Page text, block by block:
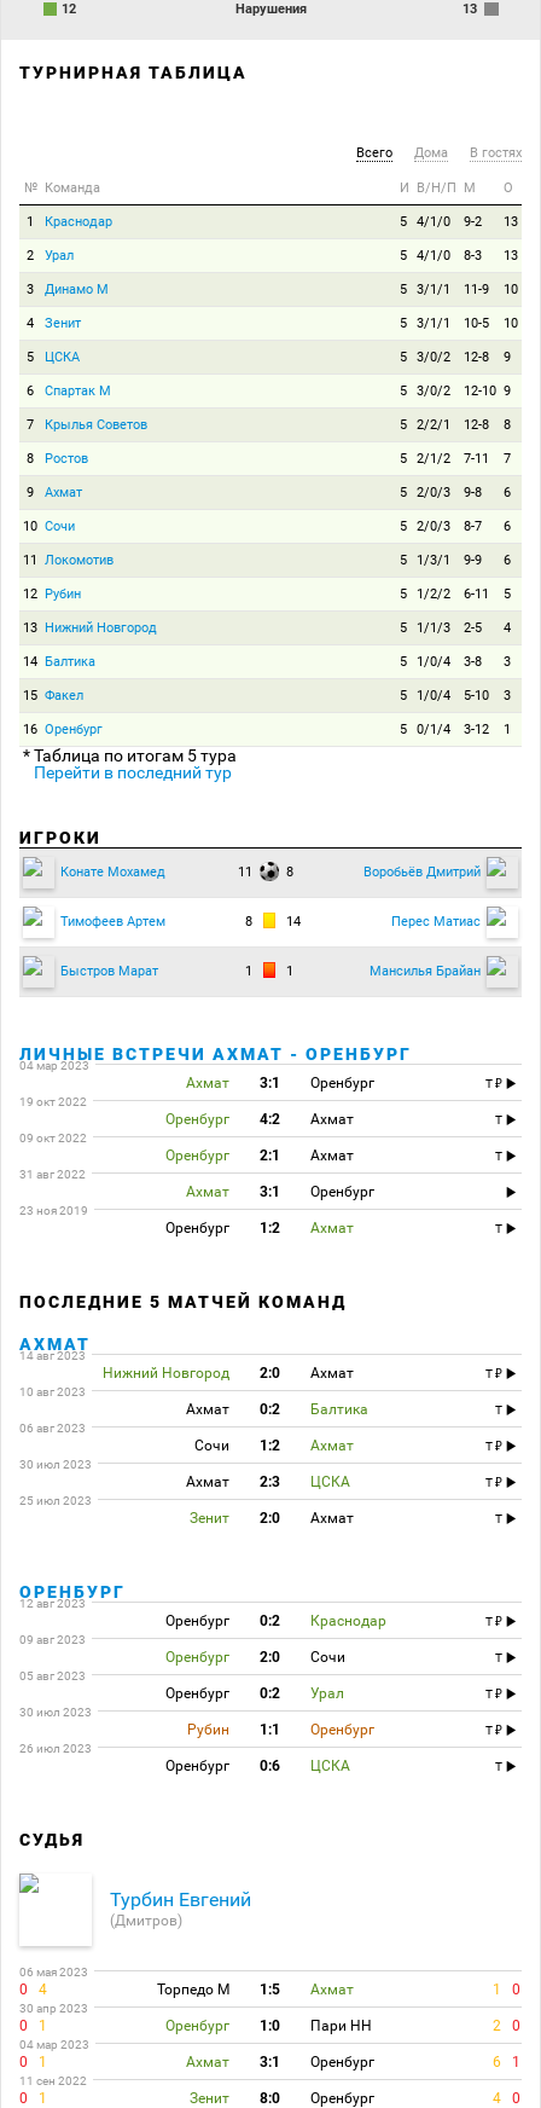
12 Нарушения 13
ТУРНИРНАЯ ТАБЛИЦА
Всего Дома В гостях
№ Команда И В/Н/П М О
1 Краснодар 5 4/1/0 9-2 13
2 Урал 5 4/1/0 8-3 13
3 Динамо М 5 3/1/1 11-9 10
4 Зенит 5 3/1/1 10-5 10
5 ЦСКА 5 3/0/2 12-8 9
6 Спартак М 5 3/0/2 12-10 9
7 Крылья Советов 5 2/2/1 12-8 8
8 Ростов 5 2/1/2 7-11 7
9 Ахмат 5 2/0/3 9-8 6
10 Сочи 5 2/0/3 8-7 6
11 Локомотив 5 1/3/1 9-9 6
12 Рубин 5 1/2/2 6-11 5
13 Нижний Новгород 5 1/1/3 2-5 4
14 Балтика 5 1/0/4 3-8 3
15 Факел 5 1/0/4 5-10 3
16 Оренбург 5 0/1/4 3-12 1
* Таблица по итогам 5 тура
Перейти в последний тур
ИГРОКИ
Конате Мохамед 11 8 Воробьёв Дмитрий
Тимофеев Артем 8 14 Перес Матиас
Быстров Марат 1 1 Мансилья Брайан
ЛИЧНЫЕ ВСТРЕЧИ АХМАТ - ОРЕНБУРГ
04 мар 2023
Ахмат 3:1 Оренбург
T
19 окт 2022
Оренбург 4:2 Ахмат
T
09 окт 2022
Оренбург 2:1 Ахмат
T
31 авг 2022
Ахмат 3:1 Оренбург
23 ноя 2019
Оренбург 1:2 Ахмат T
ПОСЛЕДНИЕ 5 МАТЧЕЙ КОМАНД
АХМАТ
14 авг 2023
Нижний Новгород 2:0 Ахмат
T
10 авг 2023
Ахмат 0:2 Балтика
T
06 авг 2023
Сочи 1:2 Ахмат
T
30 июл 2023
Ахмат 2:3 ЦСКА
T
25 июл 2023
Зенит 2:0 Ахмат T
ОРЕНБУРГ
12 авг 2023
Оренбург 0:2 Краснодар
T
09 авг 2023
Оренбург 2:0 Сочи
T
05 авг 2023
Оренбург 0:2 Урал
T
30 июл 2023
Рубин 1:1 Оренбург
T
26 июл 2023
Оренбург 0:6 ЦСКА T
СУДЬЯ
Турбин Евгений
(Дмитров)
06 мая 2023
0 4 Торпедо М 1:5 Ахмат 1 0
30 апр 2023
0 1 Оренбург 1:0 Пари НН 2 0
04 мар 2023
0 1 Ахмат 3:1 Оренбург 6 1
11 сен 2022
0 1 Зенит 8:0 Оренбург 4 0